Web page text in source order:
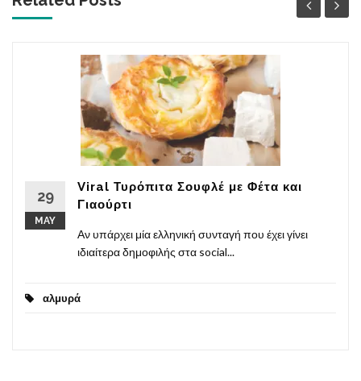
29
MAY
Viral Τυρόπιτα Σουφλέ με Φέτα και
Γιαούρτι
Αν υπάρχει μία ελληνική συνταγή που έχει γίνει
ιδιαίτερα δημοφιλής στα social...
αλμυρά